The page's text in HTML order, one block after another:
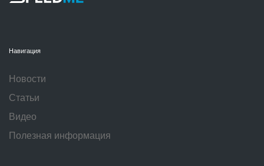
Навигация
Новости
Статьи
Видео
Полезная информация